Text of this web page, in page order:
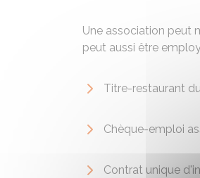
Une association peut
peut aussi être
Titre-restaurant
Chèque-emploi
Contrat unique